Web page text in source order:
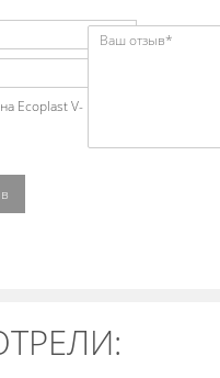
Ecoplast V-